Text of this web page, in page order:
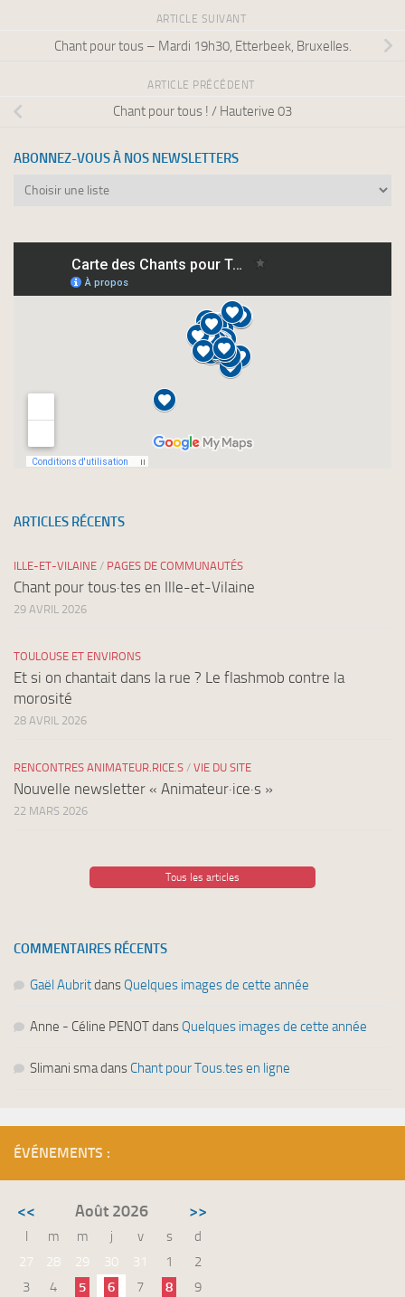
ARTICLE SUIVANT
Chant pour tous – Mardi 19h30, Etterbeek, Bruxelles.
ARTICLE PRÉCÉDENT
Chant pour tous ! / Hauterive 03
ABONNEZ-VOUS À NOS NEWSLETTERS
Abonnez-
newsletters
ARTICLES RÉCENTS
ILLE-ET-VILAINE / PAGES DE COMMUNAUTÉS
Chant pour tous·tes en Ille-et-Vilaine
29 AVRIL 2026
TOULOUSE ET ENVIRONS
Et si on chantait dans la rue ? Le flashmob contre la
morosité
28 AVRIL 2026
RENCONTRES ANIMATEUR.RICE.S / VIE DU SITE
Nouvelle newsletter « Animateur·ice·s »
22 MARS 2026
Tous les articles
COMMENTAIRES RÉCENTS
Gaël Aubritdans Quelques images de cette année
Anne - Céline PENOTdans Quelques images de cette année
Slimani smadans Chant pour Tous.tes en ligne
ÉVÉNEMENTS :
<< Août 2026 >>
l m m j v s
d
27
28 29 30 31 1
2
3
4 5 6 7 8
9